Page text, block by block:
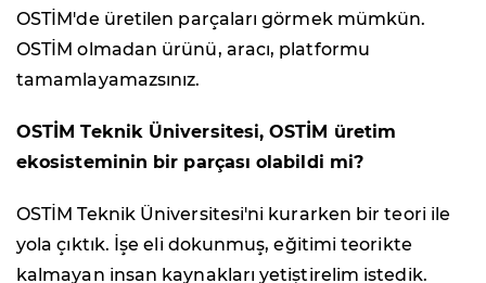
OSTİM'de üretilen parçaları görmek mümkün.
OSTİM olmadan ürünü, aracı, platformu
tamamlayamazsınız.
OSTİM Teknik Üniversitesi, OSTİM üretim
ekosisteminin bir parçası olabildi mi?
OSTİM Teknik Üniversitesi'ni kurarken bir teori ile
yola çıktık. İşe eli dokunmuş, eğitimi teorikte
kalmayan insan kaynakları yetiştirelim istedik.